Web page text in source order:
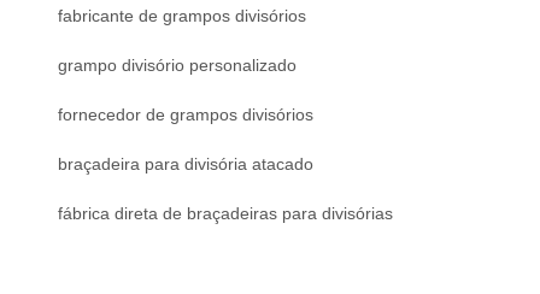
fabricante de grampos divisórios
grampo divisório personalizado
fornecedor de grampos divisórios
braçadeira para divisória atacado
fábrica direta de braçadeiras para divisórias